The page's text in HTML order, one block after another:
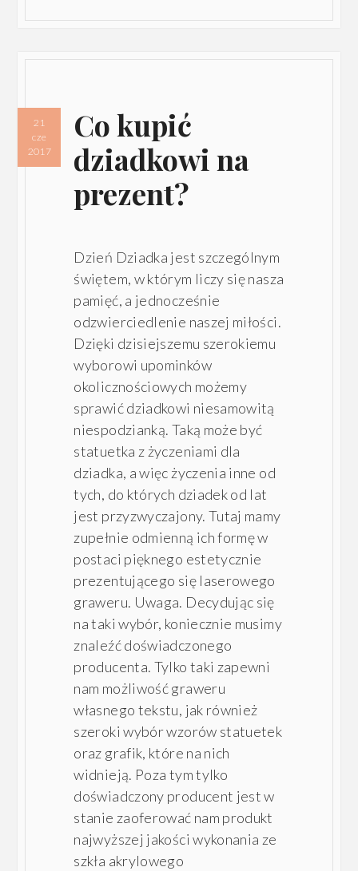
Co kupić
dziadkowi na
prezent?
21
cze
2017
Dzień Dziadka jest szczególnym
świętem, w którym liczy się nasza
pamięć, a jednocześnie
odzwierciedlenie naszej miłości.
Dzięki dzisiejszemu szerokiemu
wyborowi upominków
okolicznościowych możemy
sprawić dziadkowi niesamowitą
niespodzianką. Taką może być
statuetka z życzeniami dla
dziadka, a więc życzenia inne od
tych, do których dziadek od lat
jest przyzwyczajony. Tutaj mamy
zupełnie odmienną ich formę w
postaci pięknego estetycznie
prezentującego się laserowego
graweru. Uwaga. Decydując się
na taki wybór, koniecznie musimy
znaleźć doświadczonego
producenta. Tylko taki zapewni
nam możliwość graweru
własnego tekstu, jak również
szeroki wybór wzorów statuetek
oraz grafik, które na nich
widnieją. Poza tym tylko
doświadczony producent jest w
stanie zaoferować nam produkt
najwyższej jakości wykonania ze
szkła akrylowego